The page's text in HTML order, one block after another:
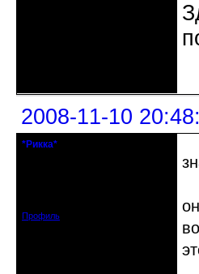
2008-11-10
*Рикка*
Профиль